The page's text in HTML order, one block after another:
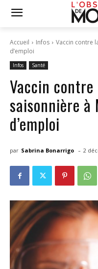
Accueil Infos
Vaccin contre
d’emploi
Infos Santé
Vaccin
saisonnière à
d’emploi
par Sabrina Bonarrigo - 2